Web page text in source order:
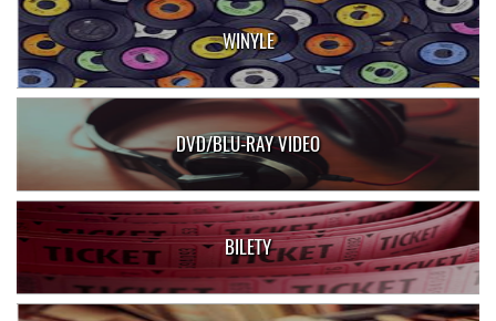
WINYLE
DVD/BLU-RAY VIDEO
BILETY